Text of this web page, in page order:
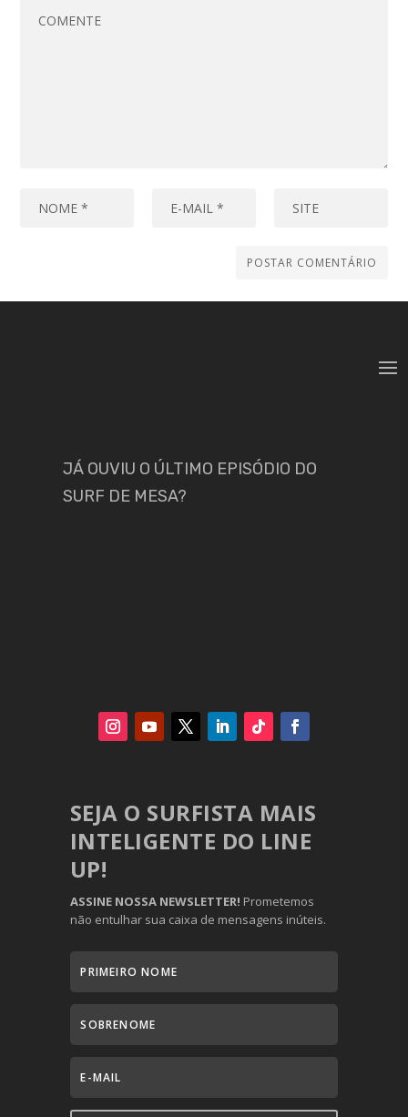
JÁ OUVIU O ÚLTIMO EPISÓDIO DO
SURF DE MESA?
SEJA O SURFISTA MAIS
INTELIGENTE DO LINE
UP!
ASSINE NOSSA NEWSLETTER! Prometemos
não entulhar sua caixa de mensagens inúteis.